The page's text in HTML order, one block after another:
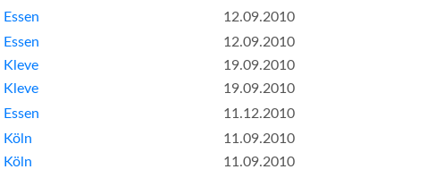
Essen
12.09.2010
Essen
12.09.2010
Kleve
19.09.2010
Kleve
19.09.2010
Essen
11.12.2010
Köln
11.09.2010
Köln
11.09.2010